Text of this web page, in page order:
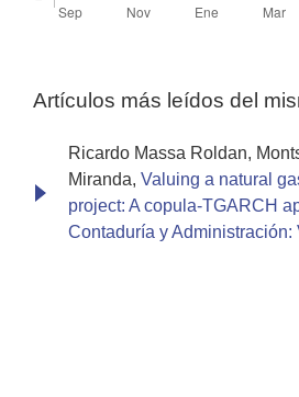
Artículos más leídos del
Ricardo Massa Roldan,
Miranda, Valuing a natural
project: A copula-TGARCH
Contaduría y Administración: